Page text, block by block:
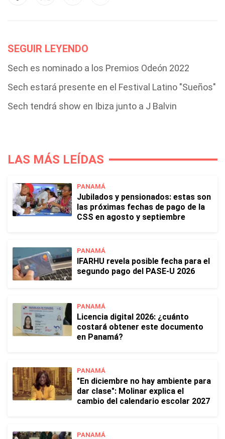
SEGUIR LEYENDO
Sech es nominado a los Premios Odeón 2022
Sech estará presente en el Festival Latino "Sueños"
Sech tendrá show en Ibiza junto a J Balvin
LAS MÁS LEÍDAS
PANAMÁ
Jubilados y pensionados: estas son
las próximas fechas de pago de la
CSS en agosto y septiembre
PANAMÁ
IFARHU revela posible fecha para el
segundo pago del PASE-U 2026
PANAMÁ
Licencia digital 2026: ¿cuánto
costará obtener este documento
en Panamá?
PANAMÁ
"En diciembre no hay ambiente para
dar clase": Molinar explica el
cambio del calendario escolar 2027
PANAMÁ